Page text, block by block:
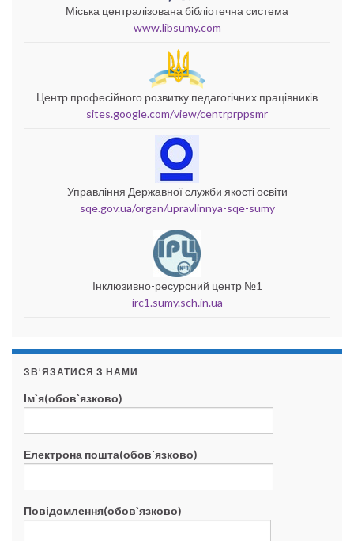
Міська централізована бібліотечна система
www.libsumy.com
Центр професійного розвитку педагогічних працівників
sites.google.com/view/centrprppsmr
Управління Державної служби якості освіти
sqe.gov.ua/organ/upravlinnya-sqe-sumy
Інклюзивно-ресурсний центр №1
irc1.sumy.sch.in.ua
ЗВ’ЯЗАТИСЯ З НАМИ
Ім`я(обов`язково)
Електрона пошта(обов`язково)
Повідомлення(обов`язково)